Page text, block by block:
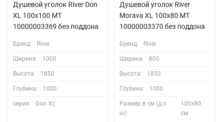
Душевой уголок River Don
XL 100x100 МТ
10000003369 без поддона
Бренд: River
Ширина: 1000
Высота: 1850
Глубина: 1000
серия: Don XL
Душевой уголок River
Morava XL 100x80 МТ
10000003370 без поддона
Бренд: River
Ширина: 800
Высота: 1850
Глубина: 1000
Размер в см (д х
ш):
100х80
см